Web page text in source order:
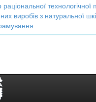
раціональної технологічної
виробів з натуральної